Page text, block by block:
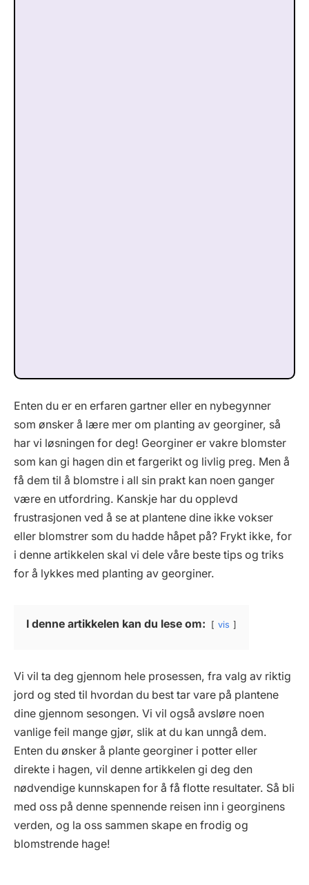
Enten du er en erfaren gartner eller en nybegynner
som ønsker å lære mer om planting av georginer, så
har vi løsningen for deg! Georginer er vakre blomster
som kan gi hagen din et fargerikt og livlig preg. Men å
få dem til å blomstre i all sin prakt kan noen ganger
være en utfordring. Kanskje har du opplevd
frustrasjonen ved å se at plantene dine ikke vokser
eller blomstrer som du hadde håpet på? Frykt ikke, for
i denne artikkelen skal vi dele våre beste tips og triks
for å lykkes med planting av georginer.
I denne artikkelen kan du lese om: vis
Vi vil ta deg gjennom hele prosessen, fra valg av riktig
jord og sted til hvordan du best tar vare på plantene
dine gjennom sesongen. Vi vil også avsløre noen
vanlige feil mange gjør, slik at du kan unngå dem.
Enten du ønsker å plante georginer i potter eller
direkte i hagen, vil denne artikkelen gi deg den
nødvendige kunnskapen for å få flotte resultater. Så bli
med oss på denne spennende reisen inn i georginens
verden, og la oss sammen skape en frodig og
blomstrende hage!